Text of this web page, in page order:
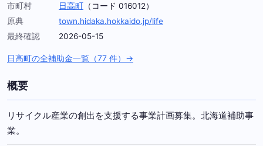
市町村
日高町 （コード 016012）
原典
town.hidaka.hokkaido.jp/life
最終確認
2026-05-15
日高町の全補助金一覧（77 件）→
概要
リサイクル産業の創出を支援する事業計画募集。北海道補助事
業。